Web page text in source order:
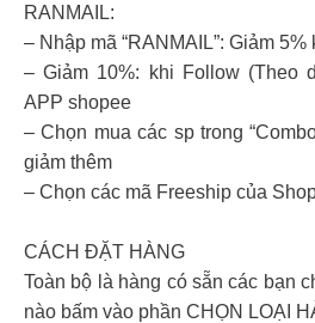
RANMAIL:
– Nhập mã “RANMAIL”: Giảm
– Giảm 10%: khi Follow (Theo
APP shopee
– Chọn mua các sp trong
giảm thêm
– Chọn các mã Freeship của
CÁCH ĐẶT HÀNG
Toàn bộ là hàng có sẵn các bạn
nào bấm vào phần CHỌN LOẠI